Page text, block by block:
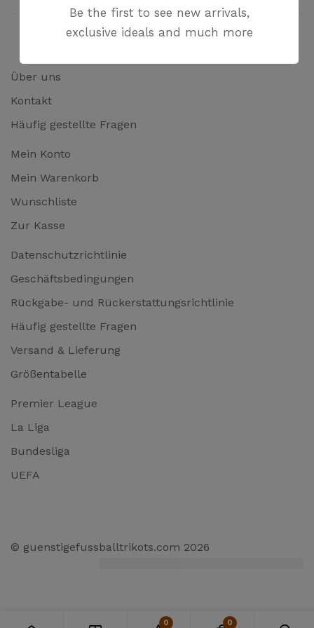
Über uns
Kontakt
Häufig gestellte Fragen
Mein Konto
Mein Warenkorb
Wunschliste
Zur Kasse
Datenschutzrichtlinie
Geschäftsbedingungen
Rückgabe- und Rückerstattungsrichtlinie
Häufig gestellte Fragen
Versand & Lieferung
Größentabelle
Premier League
La Liga
Bundesliga
UEFA
© guenstigefussballtrikots.com 2026
Be the first to see new arrivals,
exclusive ideals and much more
0 0